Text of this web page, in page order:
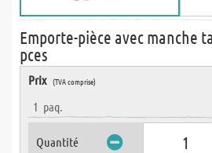
Emporte-pièce avec manche
pces
Prix (TVA comprise)
1 paq.
Quantité